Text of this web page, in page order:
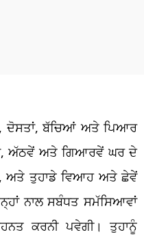
ਦੋਸਤਾਂ, ਬੱਚਿਆਂ ਅਤੇ ਪਿਆਰ
ਅੱਠਵੇਂ ਅਤੇ ਗਿਆਰਵੇਂ ਘਰ ਦੇ
ਅਤੇ ਤੁਹਾਡੇ ਵਿਆਹ ਅਤੇ ਛੇਵੇਂ
ਨਾਲ ਸਬੰਧਤ ਸਮੱਸਿਆਵਾਂ
ਕਰਨੀ ਪਵੇਗੀ। ਤੁਹਾਨੂੰ